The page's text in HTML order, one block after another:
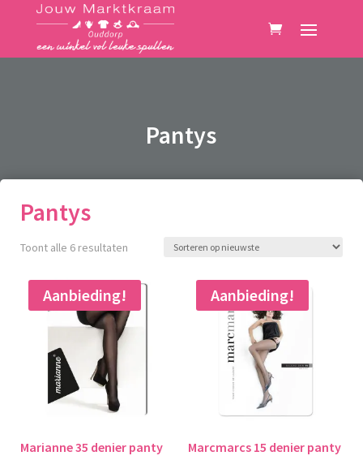
Pantys
Pantys
Toont alle 6 resultaten Gesorteerd
nieuwste
Aanbieding!
Marianne 35 denier panty
Aanbieding!
Marcmarcs 15 denier panty